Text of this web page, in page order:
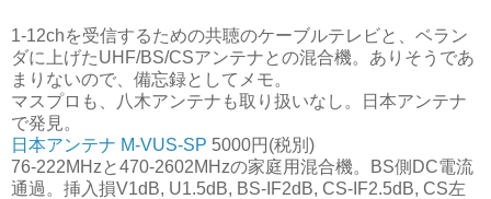
1-12chを受信するための共聴のケーブルテレビと、ベラン
ダに上げたUHF/BS/CSアンテナとの混合機。ありそうであ
まりないので、備忘録としてメモ。
マスプロも、八木アンテナも取り扱いなし。日本アンテナ
で発見。
日本アンテナ M-VUS-SP 5000円(税別)
76-222MHzと470-2602MHzの家庭用混合機。BS側DC電流
通過。挿入損V1dB, U1.5dB, BS-IF2dB, CS-IF2.5dB, CS左